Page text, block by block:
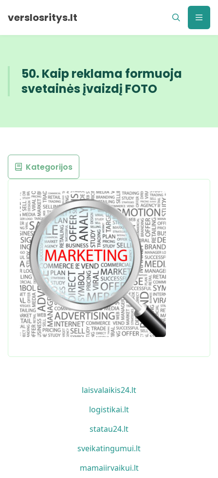
verslosritys.lt
50. Kaip reklama formuoja
svetainės įvaizdį FOTO
Kategorijos
laisvalaikis24.lt
logistikai.lt
statau24.lt
sveikatingumui.lt
mamaiirvaikui.lt